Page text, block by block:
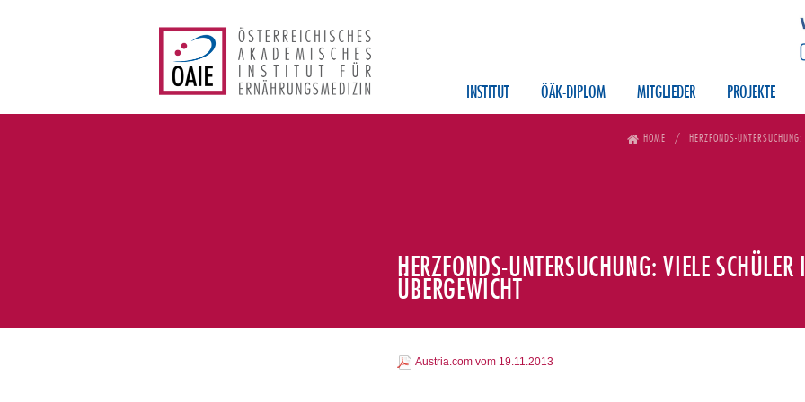
INSTITUT ÖÄK-DIPLOM MITGLIEDER PROJEKTE
HOME HERZFONDS-
HERZFONDS-UNTERSUCHUNG: VIELE
ÜBERGEWICHT
Austria.com vom 19.11.2013